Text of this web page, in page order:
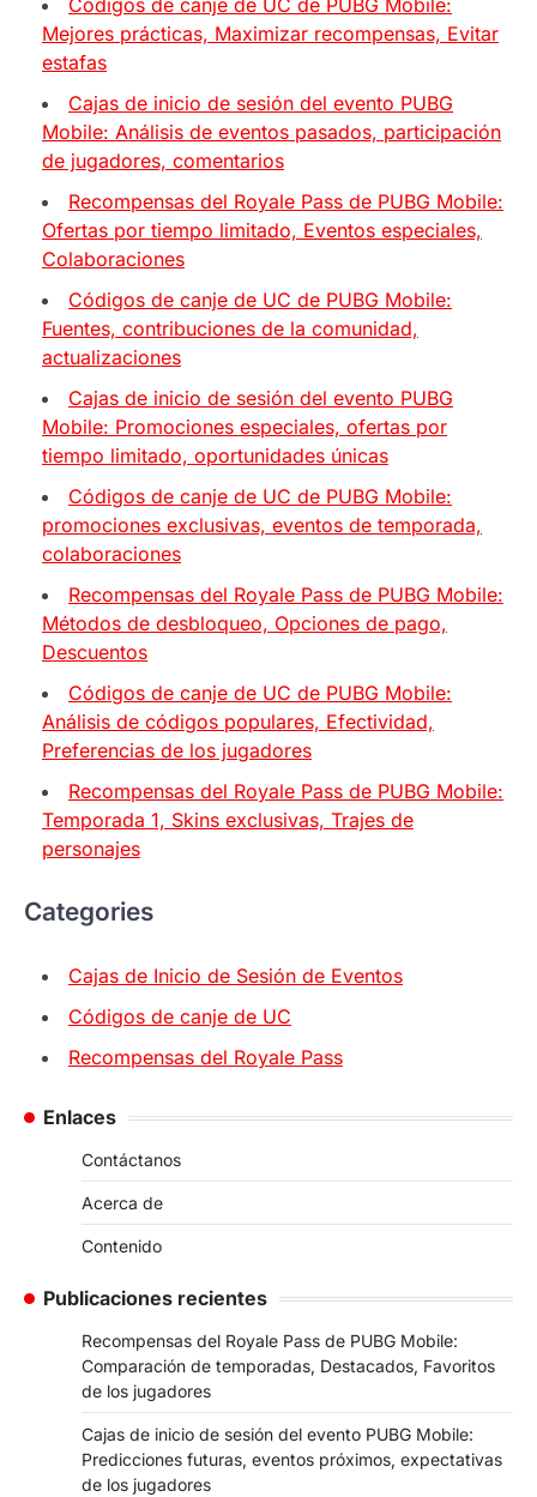
Mejores prácticas, Maximizar recompensas, Evitar
estafas
Cajas de inicio de sesión del evento PUBG
Mobile: Análisis de eventos pasados, participación
de jugadores, comentarios
Recompensas del Royale Pass de PUBG Mobile:
Ofertas por tiempo limitado, Eventos especiales,
Colaboraciones
Códigos de canje de UC de PUBG Mobile:
Fuentes, contribuciones de la comunidad,
actualizaciones
Cajas de inicio de sesión del evento PUBG
Mobile: Promociones especiales, ofertas por
tiempo limitado, oportunidades únicas
Códigos de canje de UC de PUBG Mobile:
promociones exclusivas, eventos de temporada,
colaboraciones
Recompensas del Royale Pass de PUBG Mobile:
Métodos de desbloqueo, Opciones de pago,
Descuentos
Códigos de canje de UC de PUBG Mobile:
Análisis de códigos populares, Efectividad,
Preferencias de los jugadores
Recompensas del Royale Pass de PUBG Mobile:
Temporada 1, Skins exclusivas, Trajes de
personajes
Categories
Cajas de Inicio de Sesión de Eventos
Códigos de canje de UC
Recompensas del Royale Pass
Enlaces
Contáctanos
Acerca de
Contenido
Publicaciones recientes
Recompensas del Royale Pass de PUBG Mobile:
Comparación de temporadas, Destacados, Favoritos
de los jugadores
Cajas de inicio de sesión del evento PUBG Mobile:
Predicciones futuras, eventos próximos, expectativas
de los jugadores